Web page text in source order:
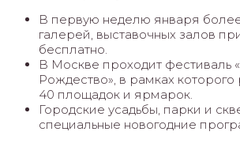
В первую неделю января
галерей, выставочных залов
бесплатно.
В Москве проходит фестиваль
Рождество», в рамках
40 площадок и ярмарок.
Городские усадьбы, парки и
специальные новогодние